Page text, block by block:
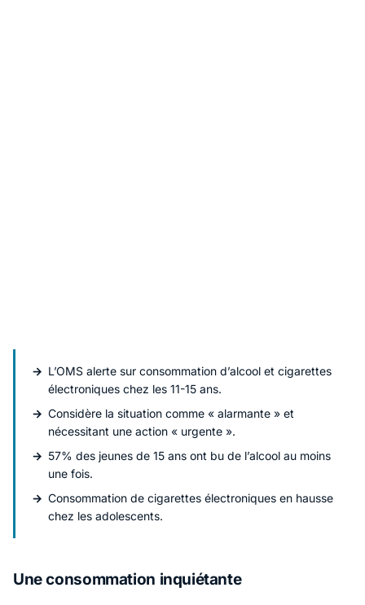
L’OMS alerte sur consommation d’alcool et cigarettes
électroniques chez les 11-15 ans.
Considère la situation comme « alarmante » et
nécessitant une action « urgente ».
57% des jeunes de 15 ans ont bu de l’alcool au moins
une fois.
Consommation de cigarettes électroniques en hausse
chez les adolescents.
Une consommation inquiétante